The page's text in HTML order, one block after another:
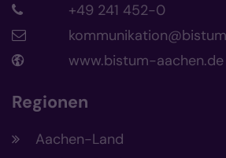
+49 241 452-0
www.bistum-aachen.de
Regionen
Aachen-Land